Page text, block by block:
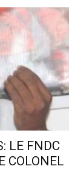
LE FNDC
COLONEL